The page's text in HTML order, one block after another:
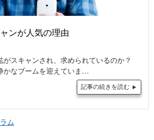
ンが人気の理由
がスキャンされ、求められているのか？
かなブームを迎えていま…
記事の続きを読む
ム